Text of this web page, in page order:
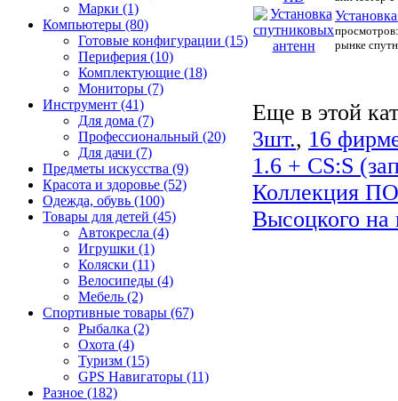
Марки (1)
Компьютеры (80)
Готовые конфигурации (15)
Периферия (10)
Комплектующие (18)
Мониторы (7)
Инструмент (41)
Для дома (7)
Профессиональный (20)
Для дачи (7)
Предметы искусства (9)
Красота и здоровье (52)
Одежда, обувь (100)
Товары для детей (45)
Автокресла (4)
Игрушки (1)
Коляски (11)
Велосипеды (4)
Мебель (2)
Спортивные товары (67)
Рыбалка (2)
Охота (4)
Туризм (15)
GPS Навигаторы (11)
Разное (182)
рынке
Еще в этой
3шт., 16
1.6 + CS:S
Коллекция
Высоцкого на